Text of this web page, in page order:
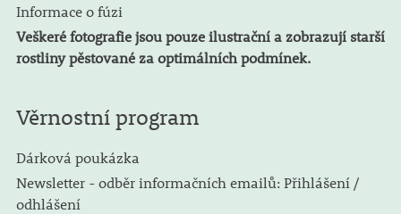
Informace o fúzi
Veškeré fotografie jsou pouze ilustrační a zobrazují starší
rostliny pěstované za optimálních podmínek.
Věrnostní program
Dárková poukázka
Newsletter - odběr informačních emailů: Přihlášení /
odhlášení